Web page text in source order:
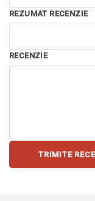
REZUMAT RECENZIE
RECENZIE
TRIMITE